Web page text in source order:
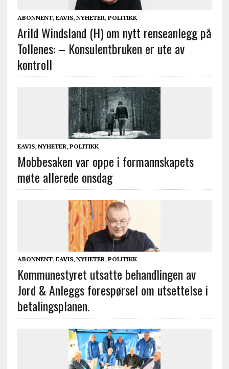
ABONNENT, EAVIS, NYHETER, POLITIKK
Arild Windsland (H) om nytt renseanlegg på
Tollenes: – Konsulentbruken er ute av
kontroll
EAVIS, NYHETER, POLITIKK
Mobbesaken var oppe i formannskapets
møte allerede onsdag
ABONNENT, EAVIS, NYHETER, POLITIKK
Kommunestyret utsatte behandlingen av
Jord & Anleggs forespørsel om utsettelse i
betalingsplanen.